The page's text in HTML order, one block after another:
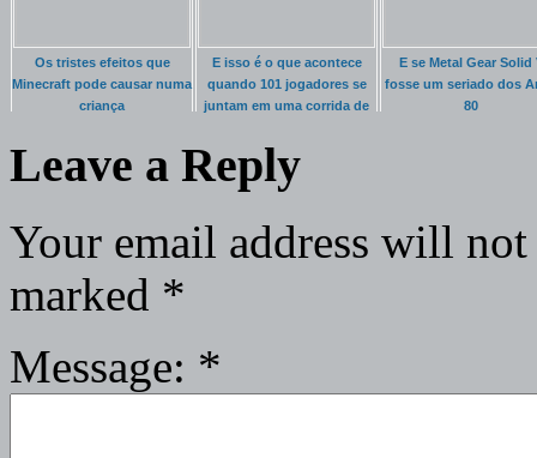
Os tristes efeitos que
Minecraft pode causar numa
criança
E isso é o que acontece
quando 101 jogadores se
juntam em uma corrida de
E se Metal Gear Solid
fosse um seriado dos
80
Leave a Reply
Your email address will
marked *
Message: *